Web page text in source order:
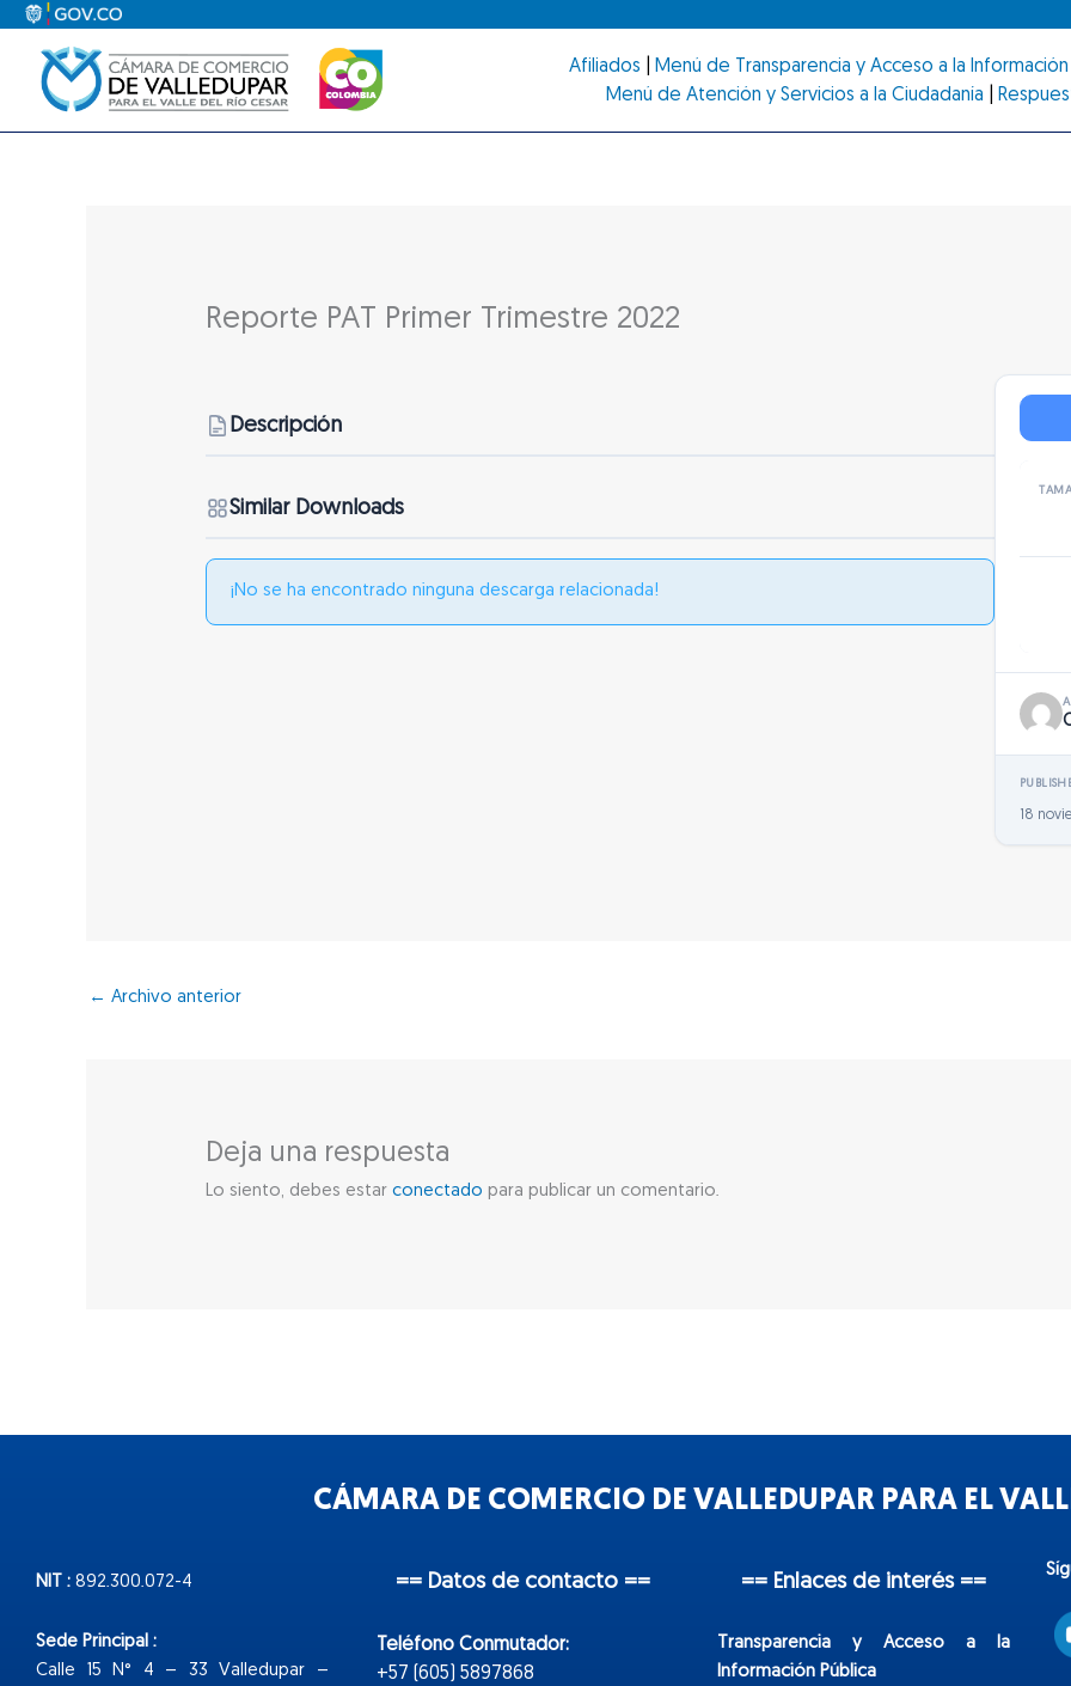
contenido
Afiliados Menú de Transparencia y Acceso a la Información
Menú de Atención y Servicios a la Ciudadanía
Reporte PAT Primer Trimestre 2022
Descripción
Similar Downloads
¡No se ha encontrado ninguna descarga relacionada!
18
← Archivo anterior
Deja una respuesta
Lo siento, debes estarconectado para publicar un comentario.
CÁMARA DE COMERCIO DE VALLEDUPAR PARA EL
NIT : 892.300.072-4
Sede Principal :
Calle 15 N° 4 – 33 Valledupar –
== Datos de contacto ==
Teléfono Conmutador:
+57 (605) 5897868
== Enlaces de interés ==
Transparencia y Acceso a la
Información Pública